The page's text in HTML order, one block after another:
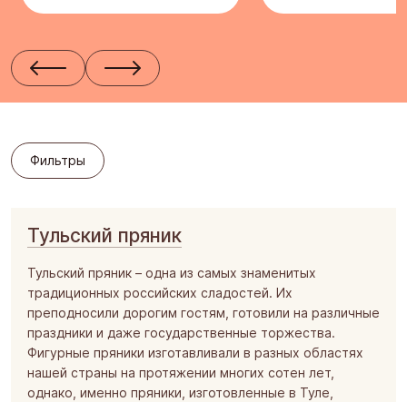
Кондитерский концерн «Бабаевский»
Тульская кондитерская фабрика «Ясная Поляна»
Кондитерская фабрика им. К. Самойловой
Южуралкондитер
Благовещенская кондитерская фабрика «Зея»
Воронежская кондитерская фабрика
Йошкар - Олинская кондитерская фабрика
Кондитерская фирма «ТАКФ»
Шоколадная фабрика «Новосибирская»
Фильтры
Прочее
Праздничное предложение
Новогодние подарки
Скидки/акции
Здоровое питание
«Сделано в России»
Тульский пряник
Тульский пряник – одна из самых знаменитых
традиционных российских сладостей. Их
преподносили дорогим гостям, готовили на различные
праздники и даже государственные торжества.
Фигурные пряники изготавливали в разных областях
нашей страны на протяжении многих сотен лет,
однако, именно пряники, изготовленные в Туле,